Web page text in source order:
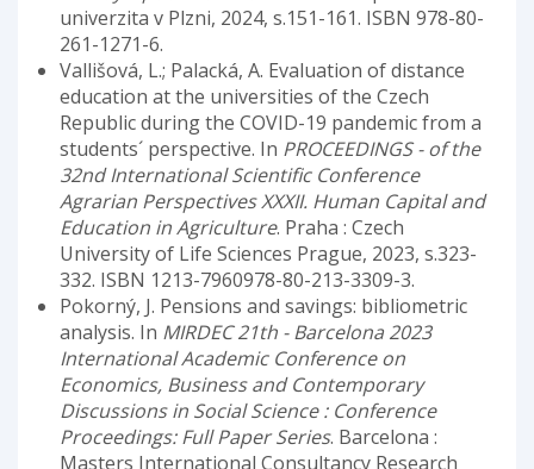
univerzita v Plzni, 2024, s.151-161. ISBN 978-80-
261-1271-6.
Vallišová, L.; Palacká, A. Evaluation of distance
education at the universities of the Czech
Republic during the COVID-19 pandemic from a
students´ perspective. In PROCEEDINGS - of the
32nd International Scientific Conference
Agrarian Perspectives XXXII. Human Capital and
Education in Agriculture. Praha : Czech
University of Life Sciences Prague, 2023, s.323-
332. ISBN 1213-7960978-80-213-3309-3.
Pokorný, J. Pensions and savings: bibliometric
analysis. In MIRDEC 21th - Barcelona 2023
International Academic Conference on
Economics, Business and Contemporary
Discussions in Social Science : Conference
Proceedings: Full Paper Series. Barcelona :
Masters International Consultancy Research